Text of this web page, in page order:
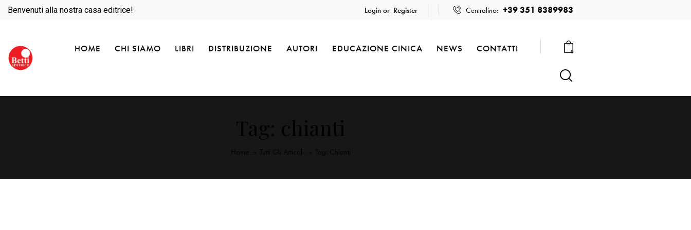
Benvenuti alla nostra casa editrice! Login or Register Centralino: +39 351 8389983
HOME CHI SIAMO LIBRI DISTRIBUZIONE AUTORI EDUCAZIONE CINICA NEWS CONTATTI 0